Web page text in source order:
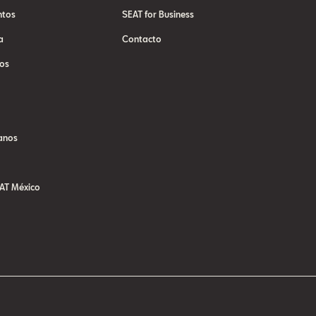
México
SEAT for Business
Contacto